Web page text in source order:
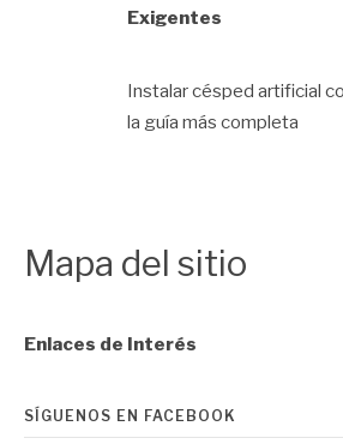
Exigentes
Instalar césped artificial
la guía más completa
Mapa del sitio
Enlaces de Interés
SÍGUENOS EN FACEBOOK